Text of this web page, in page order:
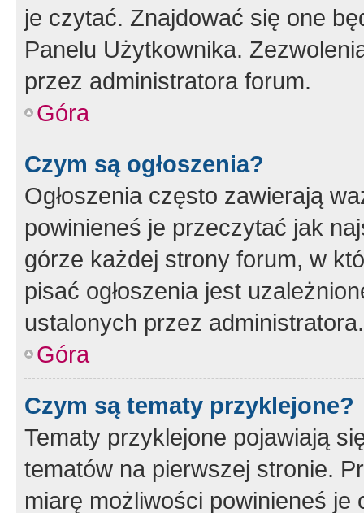
je czytać. Znajdować się one
Panelu Użytkownika.
przez administratora forum.
Góra
Czym są ogłoszenia?
Ogłoszenia często zawierają
powinieneś je przeczytać jak
górze każdej strony forum, w
pisać ogłoszenia jest
ustalonych przez administratora.
Góra
Czym są tematy przyklejone?
Tematy przyklejone pojawiają
tematów na pierwszej stronie.
miarę możliwości powinieneś je